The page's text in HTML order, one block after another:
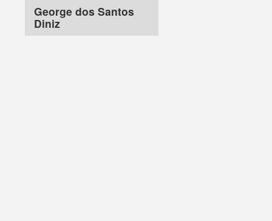
George dos Santos
Diniz